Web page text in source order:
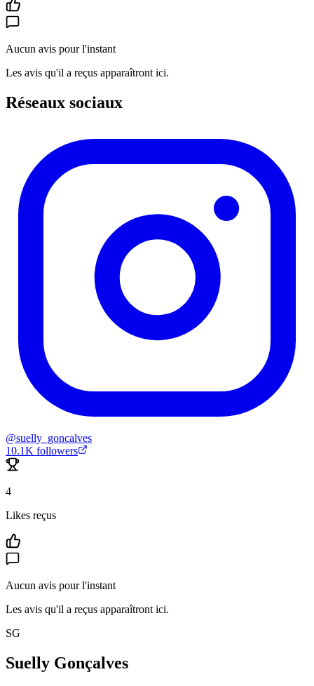
Aucun avis pour l'instant
Les avis qu'il a reçus apparaîtront ici.
Réseaux sociaux
@suelly_goncalves
10.1K followers
4
Likes reçus
Aucun avis pour l'instant
Les avis qu'il a reçus apparaîtront ici.
SG
Suelly Gonçalves